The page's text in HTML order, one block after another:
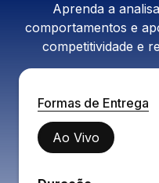
Aprenda a
comportamentos e
competitividade e
Formas de Entrega
Ao Vivo